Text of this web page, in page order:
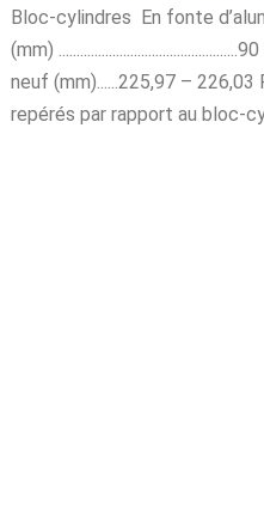
Bloc-cylindres En fonte
(mm)
neuf (mm)......225,97 –
repérés par rapport au bloc-